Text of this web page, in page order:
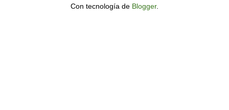
Con tecnología de Blogger.